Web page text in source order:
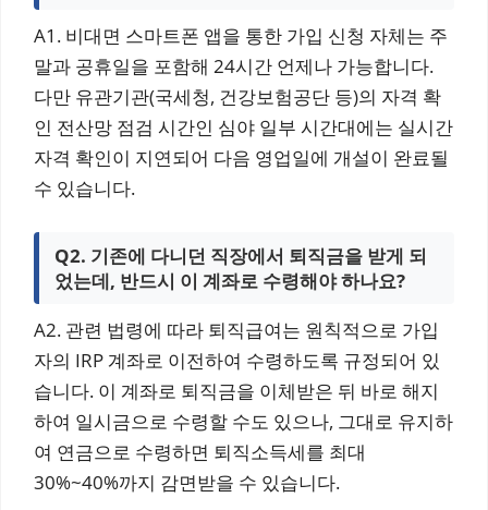
A1. 비대면 스마트폰 앱을 통한 가입 신청 자체는 주
말과 공휴일을 포함해 24시간 언제나 가능합니다.
다만 유관기관(국세청, 건강보험공단 등)의 자격 확
인 전산망 점검 시간인 심야 일부 시간대에는 실시간
자격 확인이 지연되어 다음 영업일에 개설이 완료될
수 있습니다.
Q2. 기존에 다니던 직장에서 퇴직금을 받게 되
었는데, 반드시 이 계좌로 수령해야 하나요?
A2. 관련 법령에 따라 퇴직급여는 원칙적으로 가입
자의 IRP 계좌로 이전하여 수령하도록 규정되어 있
습니다. 이 계좌로 퇴직금을 이체받은 뒤 바로 해지
하여 일시금으로 수령할 수도 있으나, 그대로 유지하
여 연금으로 수령하면 퇴직소득세를 최대
30%~40%까지 감면받을 수 있습니다.